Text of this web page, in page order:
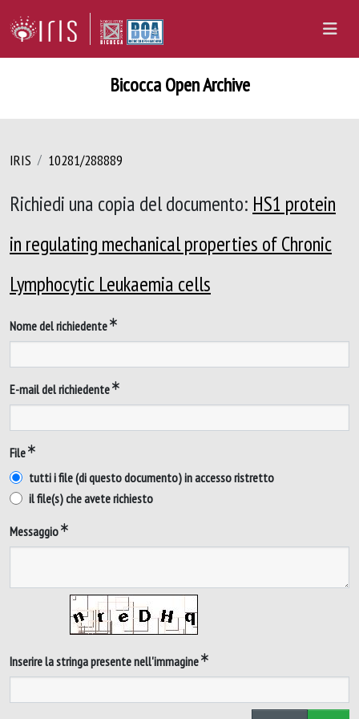
Bicocca Open Archive
IRIS 10281/288889
Richiedi una copia del documento: HS1 protein
in regulating mechanical properties of Chronic
Lymphocytic Leukaemia cells
Nome del richiedente
E-mail del richiedente
File
tutti i file (di questo documento) in accesso ristretto
il file(s) che avete richiesto
Messaggio
Inserire la stringa presente nell'immagine